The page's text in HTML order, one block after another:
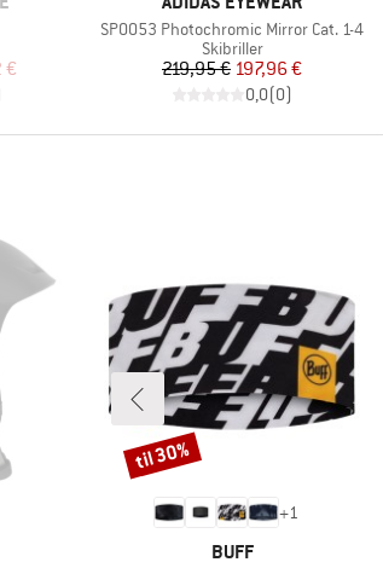
€
Artikel
SP0053 Photochromic Mirror Cat. 1-4
Produktgruppe
Skibriller
Pris
219,95 €Nedsat pris
197,96 €
0,0(0)
+1
MÆRKE
BUFF
Rabat
til 30%